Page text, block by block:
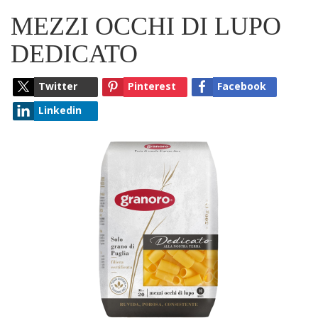
MEZZI OCCHI DI LUPO
DEDICATO
Twitter Pinterest
Facebook
Linkedin